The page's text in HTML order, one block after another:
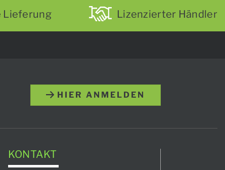
Lieferung Lizenzierter Händler
HIER ANMELDEN
KONTAKT